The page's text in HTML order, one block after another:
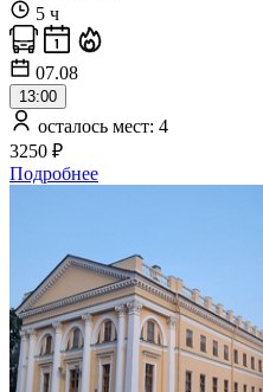
5 ч
07.08
13:00
осталось мест: 4
3250 ₽
Подробнее